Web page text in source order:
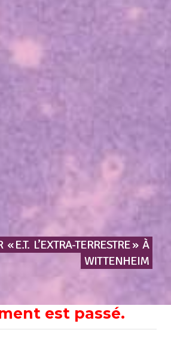
« E.T. L’EXTRA-TERRESTRE » À
WITTENHEIM
est passé.